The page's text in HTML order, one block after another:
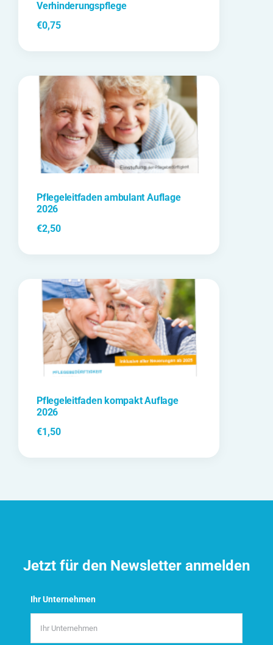
Verhinderungspflege
€0,75
Pflegeleitfaden ambulant Auflage
2026
€2,50
Pflegeleitfaden kompakt Auflage
2026
€1,50
Jetzt für den Newsletter anmelden
Ihr Unternehmen